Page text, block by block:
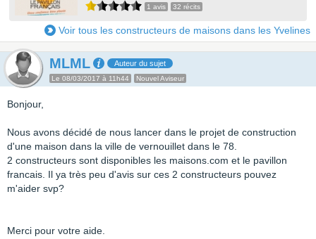
1 avis 32 récits
Voir tous les constructeurs de maisons dans les Yvelines
MLML Auteur du sujet
Le 08/03/2017 à 11h44 Nouvel Aviseur
Bonjour,
Nous avons décidé de nous lancer dans le projet de construction
d'une maison dans la ville de vernouillet dans le 78.
2 constructeurs sont disponibles les maisons.com et le pavillon
francais. Il ya très peu d'avis sur ces 2 constructeurs pouvez
m'aider svp?
Merci pour votre aide.